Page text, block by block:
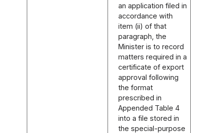
an application filed in
accordance with
item (ii) of that
paragraph, the
Minister is to record
matters required in a
certificate of export
approval following
the format
prescribed in
Appended Table 4
into a file stored in
the special-purpose